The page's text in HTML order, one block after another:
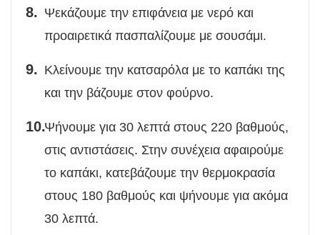
Ψεκάζουμε την επιφάνεια με νερό και
προαιρετικά πασπαλίζουμε με σουσάμι.
Κλείνουμε την κατσαρόλα με το καπάκι της
και την βάζουμε στον φούρνο.
Ψήνουμε για 30 λεπτά στους 220 βαθμούς,
στις αντιστάσεις. Στην συνέχεια αφαιρούμε
το καπάκι, κατεβάζουμε την θερμοκρασία
στους 180 βαθμούς και ψήνουμε για ακόμα
30 λεπτά.